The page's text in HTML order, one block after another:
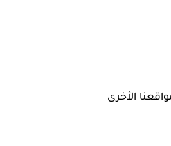
الأخرى